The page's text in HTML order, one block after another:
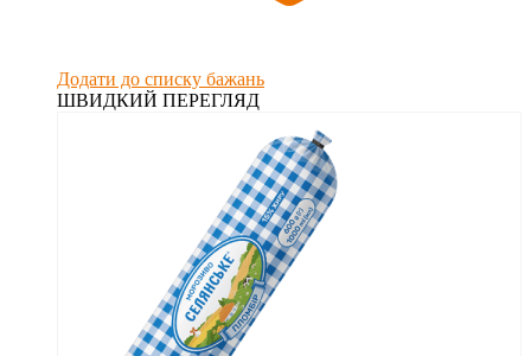
Додати до списку бажань
ШВИДКИЙ ПЕРЕГЛЯД